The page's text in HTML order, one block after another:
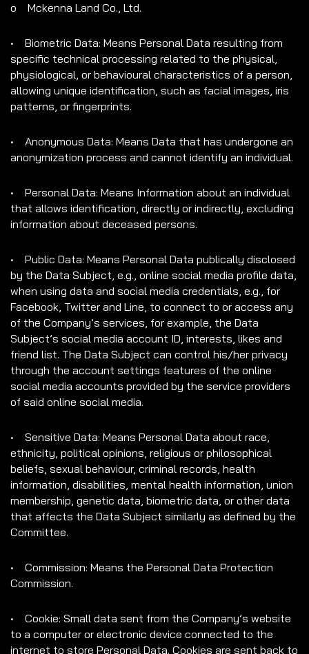
o Mckenna Land Co., Ltd.
• Biometric Data: Means Personal Data resulting from
specific technical processing related to the physical,
physiological, or behavioural characteristics of a person,
allowing unique identification, such as facial images, iris
patterns, or fingerprints.
• Anonymous Data: Means Data that has undergone an
anonymization process and cannot identify an individual.
• Personal Data: Means Information about an individual
that allows identification, directly or indirectly, excluding
information about deceased persons.
• Public Data: Means Personal Data publically disclosed
by the Data Subject, e.g., online social media profile data,
when using data and social media credentials, e.g., for
Facebook, Twitter and Line, to connect to or access any
of the Company’s services, for example, the Data
Subject’s social media account ID, interests, likes and
friend list. The Data Subject can control his/her privacy
through the account settings features of the online
social media accounts provided by the service providers
of said online social media.
• Sensitive Data: Means Personal Data about race,
ethnicity, political opinions, religious or philosophical
beliefs, sexual behaviour, criminal records, health
information, disabilities, mental health information, union
membership, genetic data, biometric data, or other data
that affects the Data Subject similarly as defined by the
Committee.
• Commission: Means the Personal Data Protection
Commission.
• Cookie: Small data sent from the Company’s website
to a computer or electronic device connected to the
internet to store Personal Data. Cookies are sent back to